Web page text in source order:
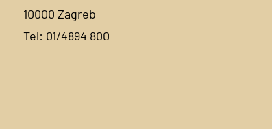
10000 Zagreb
Tel: 01/4894 800